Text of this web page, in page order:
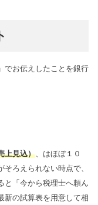
でお伝えしたことを銀行
上見込） 、はほぼ１０
ろえられない時点で、
と「今から税理士へ頼ん
新の試算表を用意して相